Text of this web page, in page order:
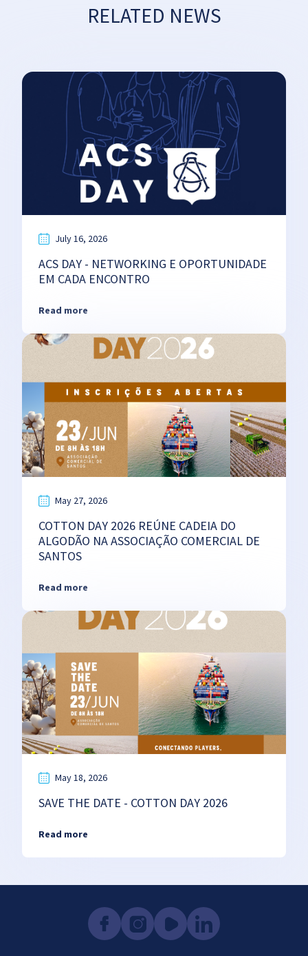
RELATED NEWS
July 16, 2026
ACS DAY - NETWORKING E OPORTUNIDADE
EM CADA ENCONTRO
Read more
May 27, 2026
COTTON DAY 2026 REÚNE CADEIA DO
ALGODÃO NA ASSOCIAÇÃO COMERCIAL DE
SANTOS
Read more
May 18, 2026
SAVE THE DATE - COTTON DAY 2026
Read more